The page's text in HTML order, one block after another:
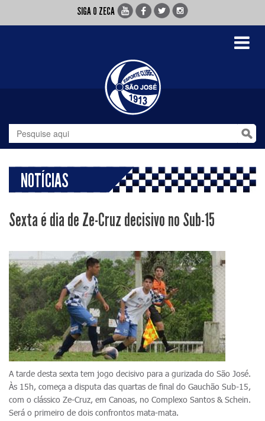
SIGA O ZECA
Toggle
NOTÍCIAS
Sexta é dia de Ze-Cruz decisivo no Sub-15
A tarde desta sexta tem jogo decisivo para a gurizada do São José.
Às 15h, começa a disputa das quartas de final do Gauchão Sub-15,
com o clássico Ze-Cruz, em Canoas, no Complexo Santos & Schein.
Será o primeiro de dois confrontos mata-mata.